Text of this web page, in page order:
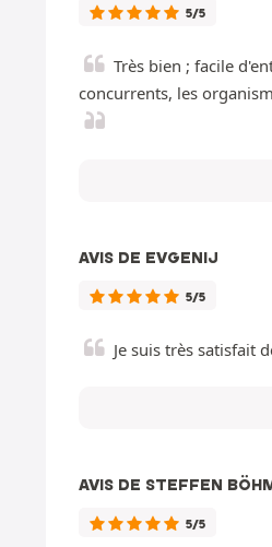
5/5
Très bien ; facile
concurrents, les
AVIS DE EVGENIJ
5/5
Je suis très satisfait
AVIS DE STEFFEN
5/5